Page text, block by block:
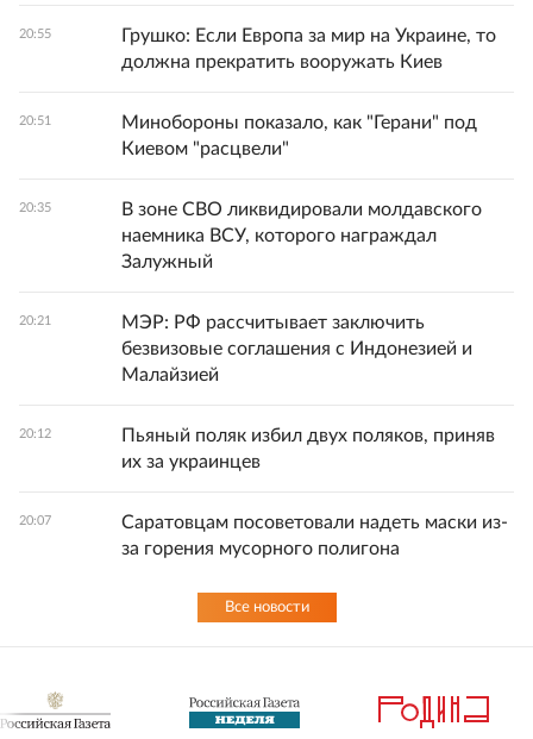
20:55
Грушко: Если Европа за мир на Украине, то
должна прекратить вооружать Киев
20:51
Минобороны показало, как "Герани" под
Киевом "расцвели"
20:35
В зоне СВО ликвидировали молдавского
наемника ВСУ, которого награждал
Залужный
20:21
МЭР: РФ рассчитывает заключить
безвизовые соглашения с Индонезией и
Малайзией
20:12
Пьяный поляк избил двух поляков, приняв
их за украинцев
20:07
Саратовцам посоветовали надеть маски из-
за горения мусорного полигона
Все новости